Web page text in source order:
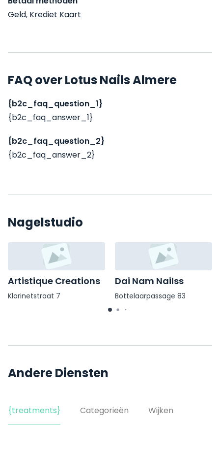
Geld, Krediet Kaart
FAQ over Lotus Nails Almere
{b2c_faq_question_1}
{b2c_faq_answer_1}
{b2c_faq_question_2}
{b2c_faq_answer_2}
Nagelstudio
Artistique Creations
Klarinetstraat 7
Dai Nam Nailss
Bottelaarpassage 83
Andere Diensten
{treatments} Categorieën Wijken